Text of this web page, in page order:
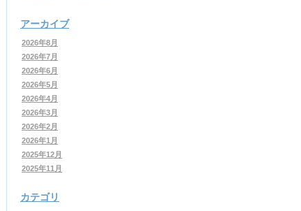
アーカイブ
2026年8月
2026年7月
2026年6月
2026年5月
2026年4月
2026年3月
2026年2月
2026年1月
2025年12月
2025年11月
カテゴリ